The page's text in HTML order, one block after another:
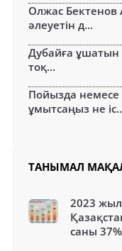
Олжас Бектенов
әлеуетін д...
Дубайға ұшатын
тоқ...
Пойызда
ұмытсаңыз не
ТАНЫМАЛ
2023
саны